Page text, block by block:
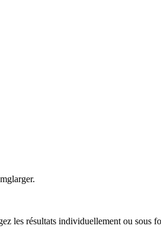
les résultats individuellement ou sous